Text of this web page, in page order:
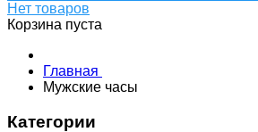
Нет товаров
Корзина пуста
Главная
Мужские часы
Категории